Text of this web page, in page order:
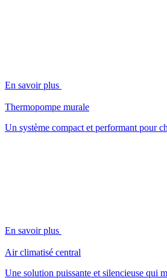
En savoir plus
Thermopompe murale
Un système compact et performant pour
En savoir plus
Air climatisé central
Une solution puissante et silencieuse qui